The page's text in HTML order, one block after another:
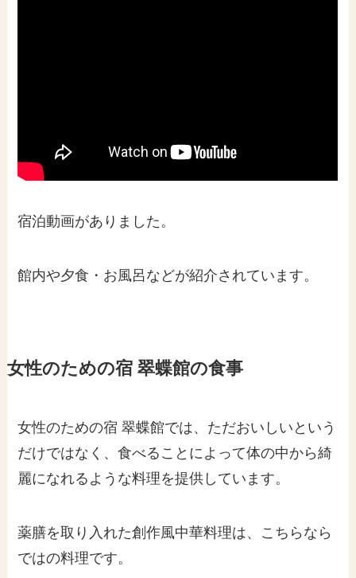
宿泊動画がありました。
館内や夕食・お風呂などが紹介されています。
女性のための宿 翠蝶館の食事
女性のための宿 翠蝶館では、ただおいしいという
だけではなく、食べることによって体の中から綺
麗になれるような料理を提供しています。
薬膳を取り入れた創作風中華料理は、こちらなら
ではの料理です。